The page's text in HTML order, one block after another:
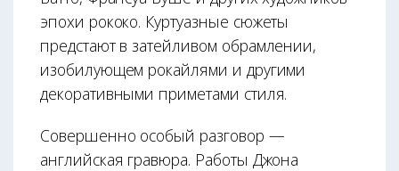
эпохи рококо. Куртуазные сюжеты
предстают в затейливом обрамлении,
изобилующем рокайлями и другими
декоративными приметами стиля.
Совершенно особый разговор —
английская гравюра. Работы Джона